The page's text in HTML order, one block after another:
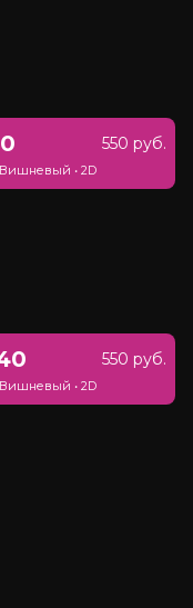
550 руб.
Вишневый • 2D
550 руб.
Вишневый • 2D